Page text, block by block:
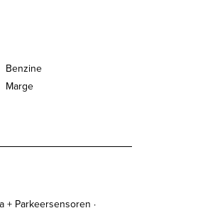
Benzine
Marge
+ Parkeersensoren ·